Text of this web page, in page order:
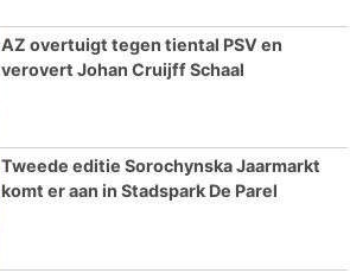
AZ overtuigt tegen tiental PSV en
verovert Johan Cruijff Schaal
Tweede editie Sorochynska Jaarmarkt
komt er aan in Stadspark De Parel